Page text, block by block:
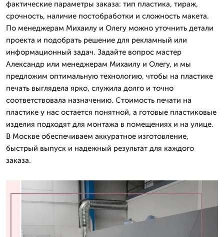
фактические параметры заказа: тип пластика, тираж,
срочность, наличие постобработки и сложность макета.
По менеджерам Михаилу и Олегу можно уточнить детали
проекта и подобрать решение для рекламный или
информационный задач. Задайте вопрос мастер
Александр или менеджерам Михаилу и Олегу, и мы
предложим оптимальную технологию, чтобы на пластике
печать выглядела ярко, служила долго и точно
соответствовала назначению. Стоимость печати на
пластике у нас остается понятной, а готовые пластиковые
изделия подходят для монтажа в помещениях и на улице.
В Москве обеспечиваем аккуратное изготовление,
быстрый выпуск и надежный результат для каждого
заказа.